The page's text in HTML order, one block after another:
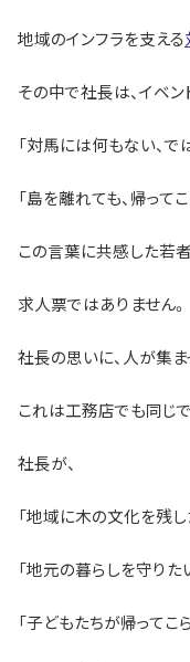
地域のインフラを支える
その中で社長は、イベン
「対馬には何もない、で
「島を離れても、帰って
この言葉に共感した若
求人票ではありません。
社長の思いに、人が集ま
これは工務店でも同じで
社長が、
「地域に木の文化を残し
「地元の暮らしを守りた
「子どもたちが帰ってこ